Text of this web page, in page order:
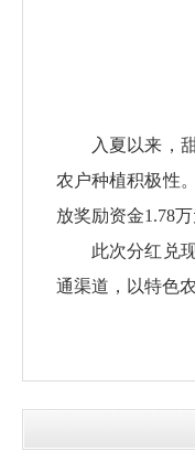
入夏以来，
农户种植积极性
放奖励资金1.78
此次分红兑
通渠道，以特色